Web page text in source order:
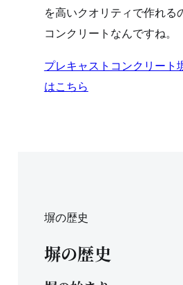
を高いクオリティで作れる
コンクリートなんですね。
プレキャストコンクリー
はこちら
塀の歴史
塀の歴史